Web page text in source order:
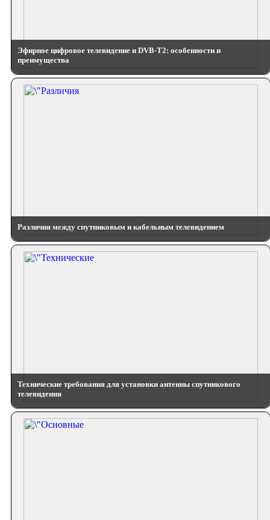
Эфирное цифровое телевидение и DVB-T2: особенности и
преимущества
Различия между спутниковым и кабельным телевидением
Технические требования для установки антенны спутникового
телевидения